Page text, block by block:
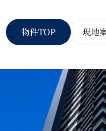
物件TOP 現地